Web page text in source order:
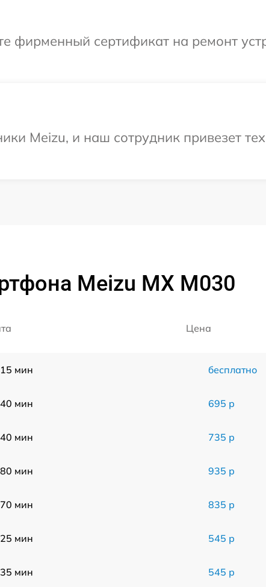
фирменный сертификат на ремонт
Meizu, и наш сотрудник привезет
Meizu MX M030
Цена
мин бесплатно
мин 695 р
мин 735 р
мин 935 р
мин 835 р
мин 545 р
мин 545 р